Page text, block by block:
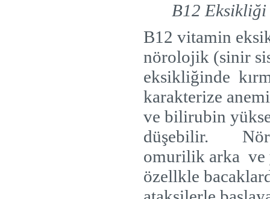
B12
B12 vitamin
nörolojik (sinir
eksikliğinde
karakterize
ve bilirubin
düşebilir.
omurilik arka ve
özellkle